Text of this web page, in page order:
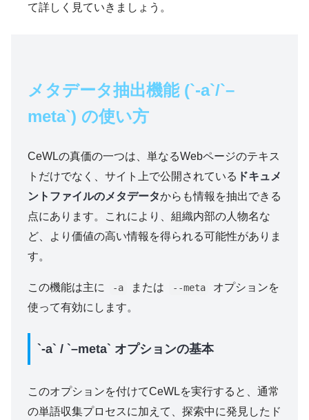
て詳しく見ていきましょう。
メタデータ抽出機能 (`-a`/`–
meta`) の使い方
CeWLの真価の一つは、単なるWebページのテキス
トだけでなく、サイト上で公開されている ドキュメ
ントファイルのメタデータからも情報を抽出できる
点にあります。これにより、組織内部の人物名な
ど、より価値の高い情報を得られる可能性がありま
す。
この機能は主に -a または --meta
オプションを
使って有効にします。
`-a` / `–meta` オプションの基本
このオプションを付けてCeWLを実行すると、通常
の単語収集プロセスに加えて、探索中に発見したド